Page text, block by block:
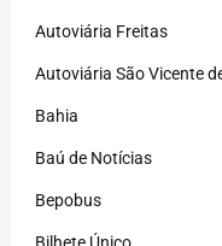
Autoviária Freitas
Autoviária São Vicente
Bahia
Baú de Notícias
Bepobus